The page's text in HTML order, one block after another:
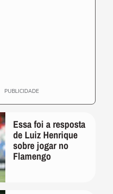
PUBLICIDADE
Essa foi a resposta
de Luiz Henrique
sobre jogar no
Flamengo